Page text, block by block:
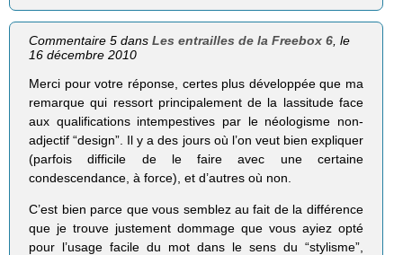
Commentaire 5 dansLes entrailles de la Freebox 6 , le
16 décembre 2010
Merci pour votre réponse, certes plus développée que ma
remarque qui ressort principalement de la lassitude face
aux qualifications intempestives par le néologisme non-
adjectif “design”. Il y a des jours où l’on veut bien expliquer
(parfois difficile de le faire avec une certaine
condescendance, à force), et d’autres où non.
C’est bien parce que vous semblez au fait de la différence
que je trouve justement dommage que vous ayiez opté
pour l’usage facile du mot dans le sens du “stylisme”,